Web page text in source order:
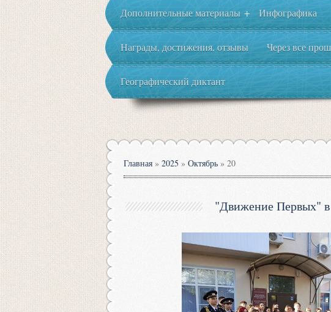
Дополнительные материалы + Инфографика
Награды, достижения, отзывы Через все
Географический диктант
Главная » 2025 » Октябрь » 20
"Движение Первых" в